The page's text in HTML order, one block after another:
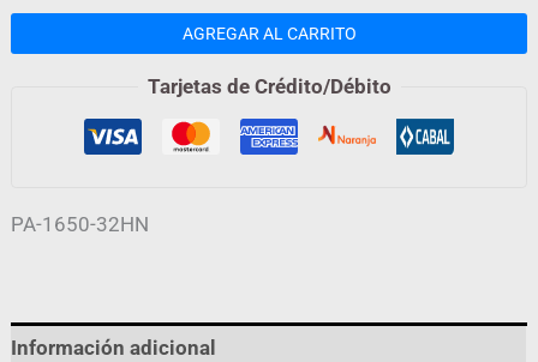
AGREGAR AL CARRITO
Tarjetas de Crédito/Débito
PA-1650-32HN
Información adicional